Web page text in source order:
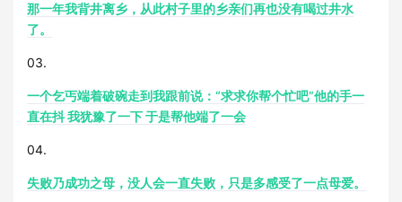
那一年我背井离乡，从此村子里的乡亲们再也没有喝过井水
了。
03.
一个乞丐端着破碗走到我跟前说：“求求你帮个忙吧”他的手一
直在抖 我犹豫了一下 于是帮他端了一会
04.
失败乃成功之母，没人会一直失败，只是多感受了一点母爱。